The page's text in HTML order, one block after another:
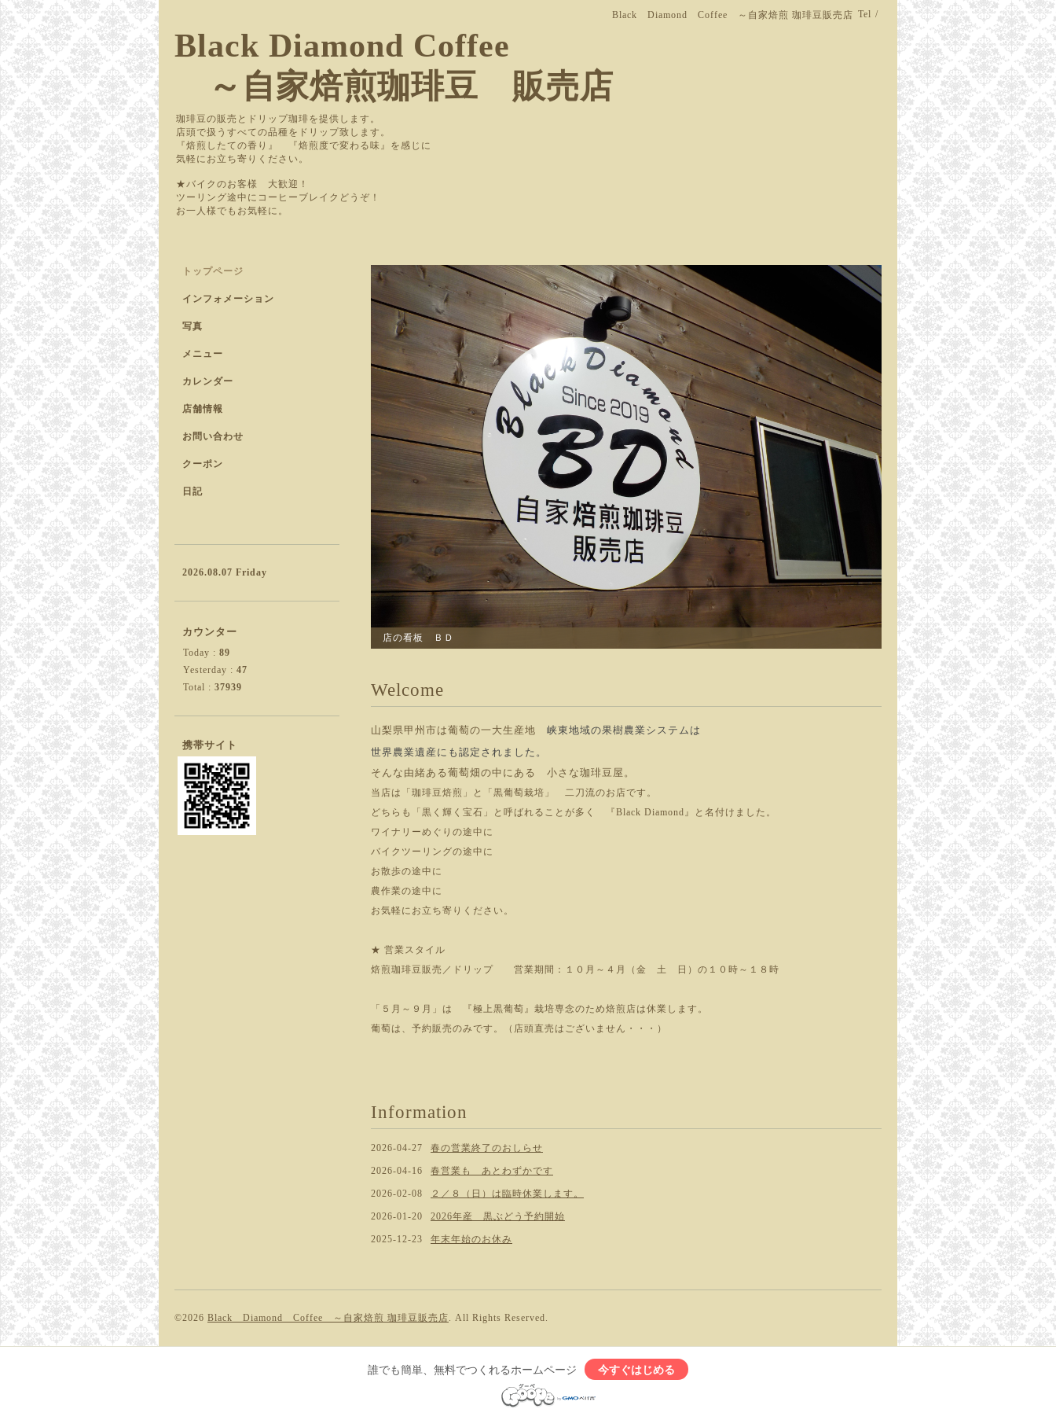
Black Diamond Coffee ～自家焙煎 珈琲豆販売店 Tel /
Black Diamond Coffee
～自家焙煎珈琲豆 販売店
珈琲豆の販売とドリップ珈琲を提供します。
店頭で扱うすべての品種をドリップ致します。
『焙煎したての香り』 『焙煎度で変わる味』を感じに
気軽にお立ち寄りください。
★バイクのお客様 大歓迎！
ツーリング途中にコーヒーブレイクどうぞ！
お一人様でもお気軽に。
店の看板 ＢＤ
Welcome
山梨県甲州市は葡萄の一大生産地 峡東地域の果樹農業システムは
世界農業遺産にも認定されました。
そんな由緒ある葡萄畑の中にある 小さな珈琲豆屋。
当店は「珈琲豆焙煎」と「黒葡萄栽培」 二刀流のお店です。
どちらも「黒く輝く宝石」と呼ばれることが多く 『Black Diamond』と名付けました。
ワイナリーめぐりの途中に
バイクツーリングの途中に
お散歩の途中に
農作業の途中に
お気軽にお立ち寄りください。
★ 営業スタイル
焙煎珈琲豆販売／ドリップ 営業期間：１０月～４月（金 土 日）の１０時～１８時
「５月～９月」は 『極上黒葡萄』栽培専念のため焙煎店は休業します。
葡萄は、予約販売のみです。（店頭直売はございません・・・）
Information
2026-04-27 春の営業終了のおしらせ
2026-04-16 春営業も あとわずかです
2026-02-08 ２／８（日）は臨時休業します。
2026-01-20 2026年産 黒ぶどう予約開始
2025-12-23 年末年始のお休み
トップページ
インフォメーション
写真
メニュー
カレンダー
店舗情報
お問い合わせ
クーポン
日記
2026.08.07 Friday
カウンター
Today : 89
Yesterday : 47
Total : 37939
携帯サイト
©2026 Black Diamond Coffee ～自家焙煎 珈琲豆販売店 . All Rights Reserved.
誰でも簡単、無料でつくれるホームページ 今すぐはじめる